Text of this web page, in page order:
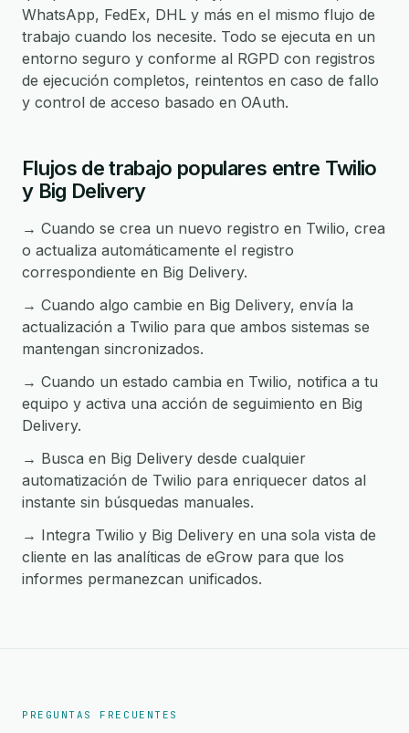
WhatsApp, FedEx, DHL y más en el mismo flujo de
trabajo cuando los necesite. Todo se ejecuta en un
entorno seguro y conforme al RGPD con registros
de ejecución completos, reintentos en caso de fallo
y control de acceso basado en OAuth.
Flujos de trabajo populares entre Twilio
y Big Delivery
→ Cuando se crea un nuevo registro en Twilio, crea
o actualiza automáticamente el registro
correspondiente en Big Delivery.
→ Cuando algo cambie en Big Delivery, envía la
actualización a Twilio para que ambos sistemas se
mantengan sincronizados.
→ Cuando un estado cambia en Twilio, notifica a tu
equipo y activa una acción de seguimiento en Big
Delivery.
→ Busca en Big Delivery desde cualquier
automatización de Twilio para enriquecer datos al
instante sin búsquedas manuales.
→ Integra Twilio y Big Delivery en una sola vista de
cliente en las analíticas de eGrow para que los
informes permanezcan unificados.
PREGUNTAS FRECUENTES